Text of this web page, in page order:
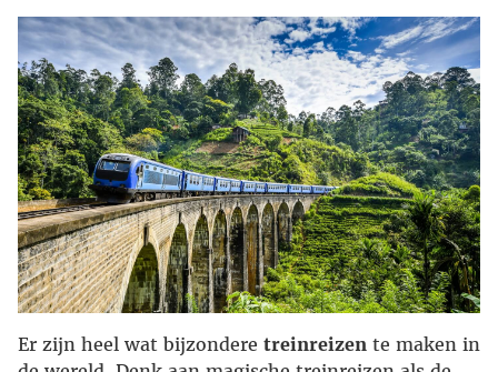
Er zijn heel wat bijzondere treinreizen te maken in